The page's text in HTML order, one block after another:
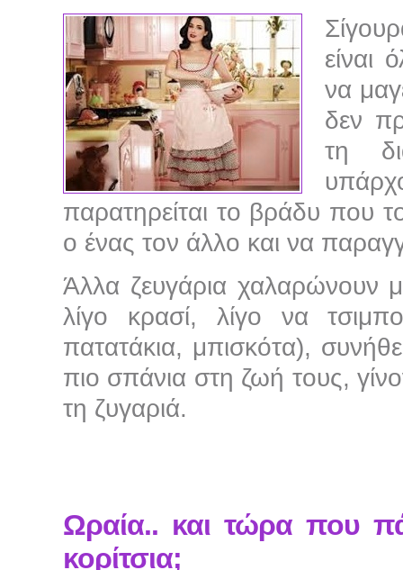
είναι
να
δεν
τη
παρατηρείται το βράδυ που
ο ένας τον άλλο και να
Άλλα ζευγάρια χαλαρώνουν
λίγο κρασί, λίγο να
πατατάκια, μπισκότα),
πιο σπάνια στη ζωή τους,
τη ζυγαριά.
Ωραία.. και τώρα που
κορίτσια;